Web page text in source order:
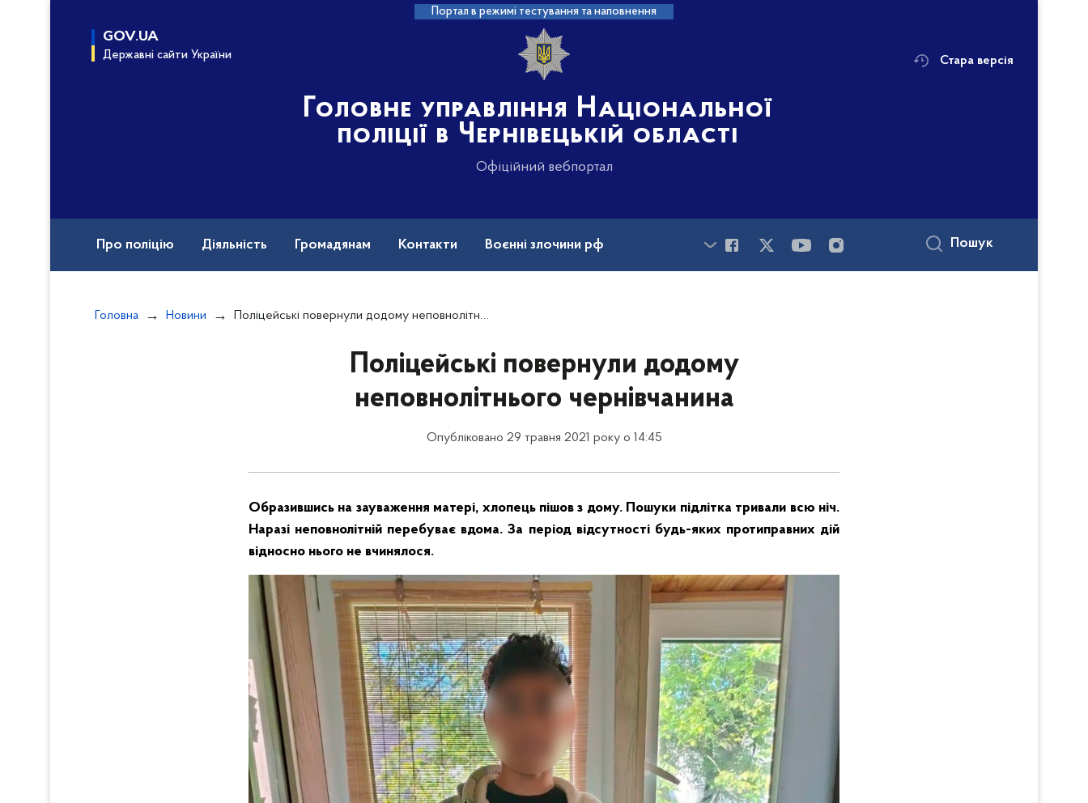
Портал в режимі тестування та наповнення
GOV.UA
Державні сайти України
Головне управління Національної
поліції в Чернівецькій області
Офіційний вебпортал
Стара версія
Про поліцію Діяльність Громадянам Контакти Воєнні злочини рф Пошук
Головна Новини Поліцейські повернули додому неповнолітнього чернівчанина
Поліцейські повернули додому
неповнолітнього чернівчанина
Опубліковано 29 травня 2021 року о 14:45
Образившись на зауваження матері, хлопець пішов з дому. Пошуки підлітка тривали всю ніч.
Наразі неповнолітній перебуває вдома. За період відсутності будь-яких протиправних дій
відносно нього не вчинялося.